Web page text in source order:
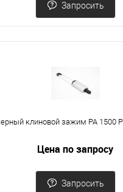
Запросить
клиновой зажим PA 1500
Цена по запросу
Запросить